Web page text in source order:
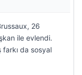
26
ile evlendi.
farkı da sosyal